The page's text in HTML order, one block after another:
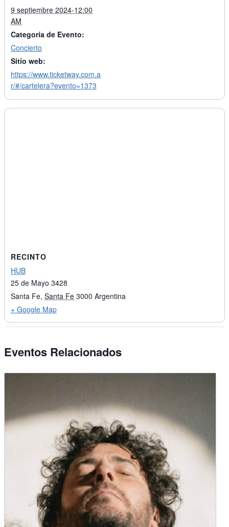
9 septiembre 2024-12:00
AM
Categoría de Evento:
Concierto
Sitio web:
https://www.ticketway.com.a
r/#/cartelera?evento=1373
RECINTO
HUB
25 de Mayo 3428
Santa Fe, Santa Fe 3000 Argentina
+ Google Map
Eventos Relacionados